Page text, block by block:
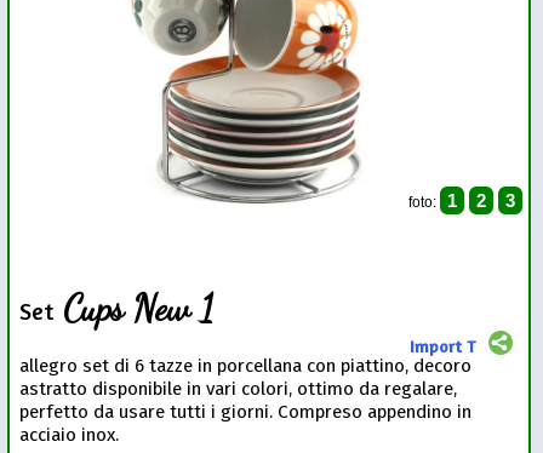
foto: 1 2 3
SetCups New 1
Import T
allegro set di 6 tazze in porcellana con piattino, decoro
astratto disponibile in vari colori, ottimo da regalare,
perfetto da usare tutti i giorni. Compreso appendino in
acciaio inox.